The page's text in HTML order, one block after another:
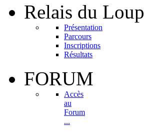
Relais du Loup
Présentation
Parcours
Inscriptions
Résultats
FORUM
Accès
au
Forum
...